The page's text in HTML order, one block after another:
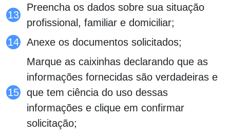
Preencha os dados sobre sua situação
profissional, familiar e domiciliar;
Anexe os documentos solicitados;
Marque as caixinhas declarando que as
informações fornecidas são verdadeiras e
que tem ciência do uso dessas
informações e clique em confirmar
solicitação;